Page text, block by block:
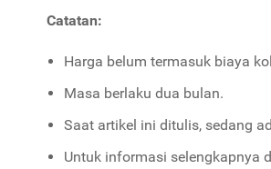
Catatan:
Harga belum termasuk biaya
Masa berlaku dua bulan.
Saat artikel ini ditulis, sedang
Untuk informasi selengkapnya